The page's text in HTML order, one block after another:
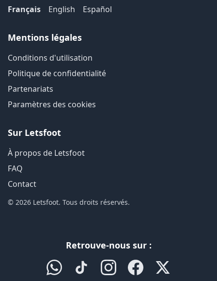
Français English Español
Mentions légales
Conditions d'utilisation
Politique de confidentialité
Partenariats
Paramètres des cookies
Sur Letsfoot
À propos de Letsfoot
FAQ
Contact
© 2026 Letsfoot. Tous droits réservés.
Retrouve-nous sur :